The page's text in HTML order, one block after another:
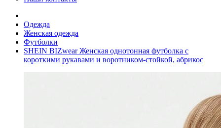
Одежда
Женская одежда
Футболки
SHEIN BIZwear Женская однотонная футболка с
короткими рукавами и воротником-стойкой, абрикос